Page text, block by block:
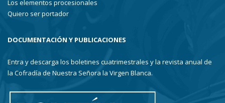
Los elementos procesionales
Quiero ser portador
DOCUMENTACIÓN Y PUBLICACIONES
Entra y descarga los boletines cuatrimestrales y la revista anual de
la Cofradía de Nuestra Señora la Virgen Blanca.